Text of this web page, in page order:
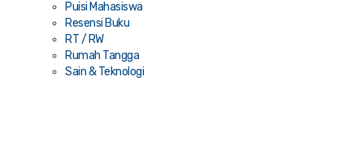
Puisi Mahasiswa
Resensi Buku
RT / RW
Rumah Tangga
Sain & Teknologi